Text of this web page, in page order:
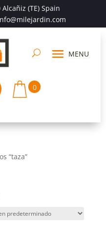
(TE) Spain
0
“taza”